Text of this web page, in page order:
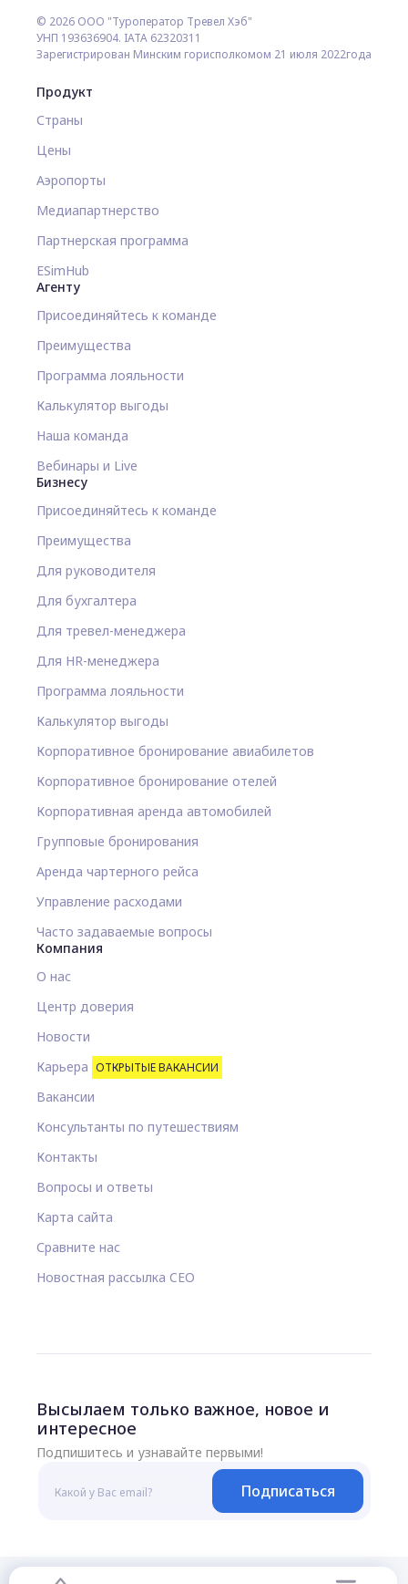
© 2026 ООО "Туроператор Тревел Хэб"
УНП 193636904. IATA 62320311
Зарегистрирован Минским горисполкомом 21 июля 2022года
Продукт
Страны
Цены
Аэропорты
Медиапартнерство
Партнерская программа
ESimHub
Агенту
Присоединяйтесь к команде
Преимущества
Программа лояльности
Калькулятор выгоды
Наша команда
Вебинары и Live
Бизнесу
Присоединяйтесь к команде
Преимущества
Для руководителя
Для бухгалтера
Для тревел-менеджера
Для HR-менеджера
Программа лояльности
Калькулятор выгоды
Корпоративное бронирование авиабилетов
Корпоративное бронирование отелей
Корпоративная аренда автомобилей
Групповые бронирования
Аренда чартерного рейса
Управление расходами
Часто задаваемые вопросы
Компания
О нас
Центр доверия
Новости
Карьера ОТКРЫТЫЕ ВАКАНСИИ
Вакансии
Консультанты по путешествиям
Контакты
Вопросы и ответы
Карта сайта
Сравните нас
Новостная рассылка CEO
Высылаем только важное, новое и
интересное
Подпишитесь и узнавайте первыми!
Подписаться
© 2026 Все права защищены